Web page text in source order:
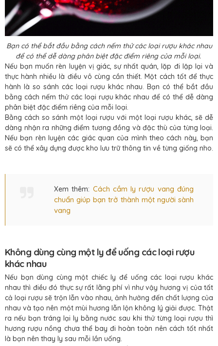
Bạn có thể bắt đầu bằng cách nếm thử các loại rượu khác nhau
để có thể dễ dàng phân biệt đặc điểm riêng của mỗi loại.
Nếu bạn muốn rèn luyện vị giác, sự nhất quán, lặp đi lặp lại và
thực hành nhiều là điều vô cùng cần thiết. Một cách tốt để thực
hành là so sánh các loại rượu khác nhau. Bạn có thể bắt đầu
bằng cách nếm thử các loại rượu khác nhau để có thể dễ dàng
phân biệt đặc điểm riêng của mỗi loại.
Bằng cách so sánh một loại rượu với một loại rượu khác, sẽ dễ
dàng nhận ra những điểm tương đồng và đặc thù của từng loại.
Nếu bạn rèn luyện các giác quan của mình theo cách này, bạn
sẽ có thể xây dựng được kho lưu trữ thông tin về từng giống nho.
Xem thêm: Cách cầm ly rượu vang đúng
chuẩn giúp bạn trở thành một người sành
vang
Không dùng cùng một ly để uống các loại rượu
khác nhau
Nếu bạn dùng cùng một chiếc ly để uống các loại rượu khác
nhau thì điều đó thực sự rất lãng phí vì như vậy hương vị của tất
cả loại rượu sẽ trộn lẫn vào nhau, ảnh hưởng đến chất lượng của
nhau và tạo nên một mùi hương lẫn lộn không lý giải được. Thật
ra nếu bạn tráng lại ly bằng nước sau khi thử từng loại rượu thì
hương rượu nồng chưa thể bay đi hoàn toàn nên cách tốt nhất
là bạn nên thay ly sau mỗi lần uống.